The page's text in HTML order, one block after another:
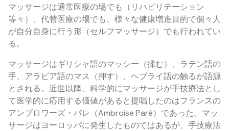
マッサージは通常医療の場でも（リハビリテーション
等々）、代替医療の場でも、様々な健康増進目的で個々人
が自分自身に行う形（セルフマッサージ）でも行われてい
る。
マッサージはギリシャ語のマッシー（揉む）、ラテン語の
手、アラビア語のマス（押す）、ヘブライ語の触るが語源
とされる。近世以降、科学的にマッサージが手技療法とし
て医学的に応用する価値があると提唱したのはフランスの
アンブロワーズ・パレ（Ambroise Paré）であった。マッ
サージはヨーロッパに発生したものではあるが、手技療法